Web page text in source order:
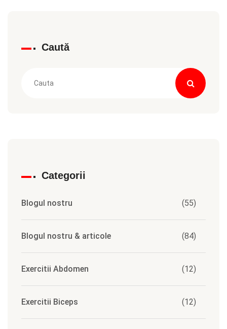
Caută
Categorii
Blogul nostru (55)
Blogul nostru & articole (84)
Exercitii Abdomen (12)
Exercitii Biceps (12)